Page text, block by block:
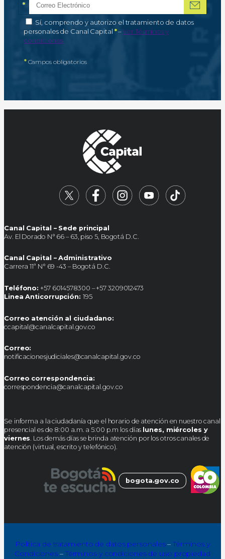
Correo electrónico
*Campo obligatorio
Autorización de tratamiento de datos personales
Sí, comprendo y autorizo el tratamiento de datos
personales de Canal Capital *–Campo obligatorio
Ver Términos y
condiciones
*Campos obligatorios
Canal Capital – Sede principal
Av. El Dorado N° 66 – 63, piso 5, Bogotá D.C.
Canal Capital – Administrativo
Carrera 11ª N° 69 -43 – Bogotá D.C.
Teléfono: +57 6014578300 – +57 3209012473
Linea Anticorrupción: 195
Correo atención al ciudadano:
ccapital@canalcapital.gov.co
Correo:
notificacionesjudiciales@canalcapital.gov.co
Correo correspondencia:
correspondencia@canalcapital.gov.co
Se informa a la ciudadanía que el horario de atención en nuestro canal
presencial es de 8:00 a.m. a 5:00 p.m los días lunes, miércoles y
viernes . Los demás días se brinda atención por los otros canales de
atención (virtual, escrito y telefónico).
bogota.gov.co
Política de tratamiento de datos personales–Términos y
Condiciones –Términos y condiciones de uso propiedad